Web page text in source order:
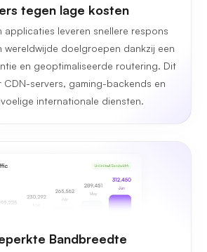
tegen lage kosten
applicaties leveren snellere respons
wereldwijde doelgroepen dankzij een
en geoptimaliseerde routering. Dit
servers, gaming-backends en
internationale diensten.
Bandbreedte